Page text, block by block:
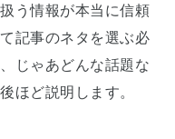
う情報が本当に信頼
記事のネタを選ぶ必
じゃあどんな話題な
ほど説明します。